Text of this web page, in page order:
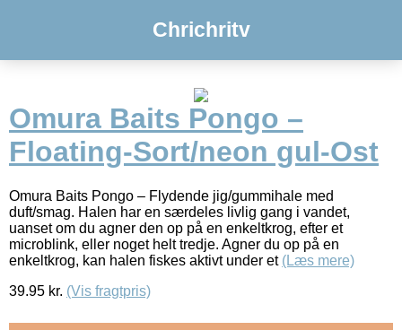
Chrichritv
Omura Baits Pongo –
Floating-Sort/neon gul-Ost
Omura Baits Pongo – Flydende jig/gummihale med
duft/smag. Halen har en særdeles livlig gang i vandet,
uanset om du agner den op på en enkeltkrog, efter et
microblink, eller noget helt tredje. Agner du op på en
enkeltkrog, kan halen fiskes aktivt under et (Læs mere)
39.95 kr. (Vis fragtpris)